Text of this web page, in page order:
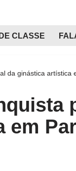
CLASSE
da ginástica artística
em